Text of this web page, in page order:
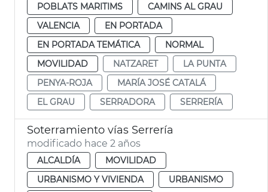
POBLATS MARITIMS
CAMINS AL GRAU
VALENCIA
EN PORTADA
EN PORTADA TEMÁTICA
NORMAL
MOVILIDAD
NATZARET
LA PUNTA
PENYA-ROJA
MARÍA JOSÉ CATALÁ
EL GRAU
SERRADORA SERRERÍA
Soterramiento vías Serrería
modificado hace 2 años
ALCALDÍA
MOVILIDAD
URBANISMO Y VIVIENDA
URBANISMO